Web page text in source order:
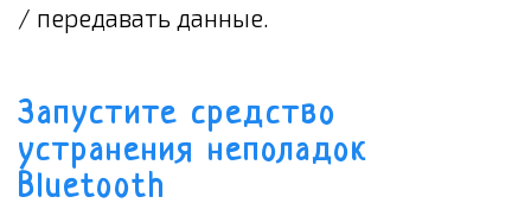
/ передавать данные.
Запустите средство
устранения неполадок
Bluetooth